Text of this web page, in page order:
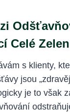
Celé
s klienty,
jsou
je to však